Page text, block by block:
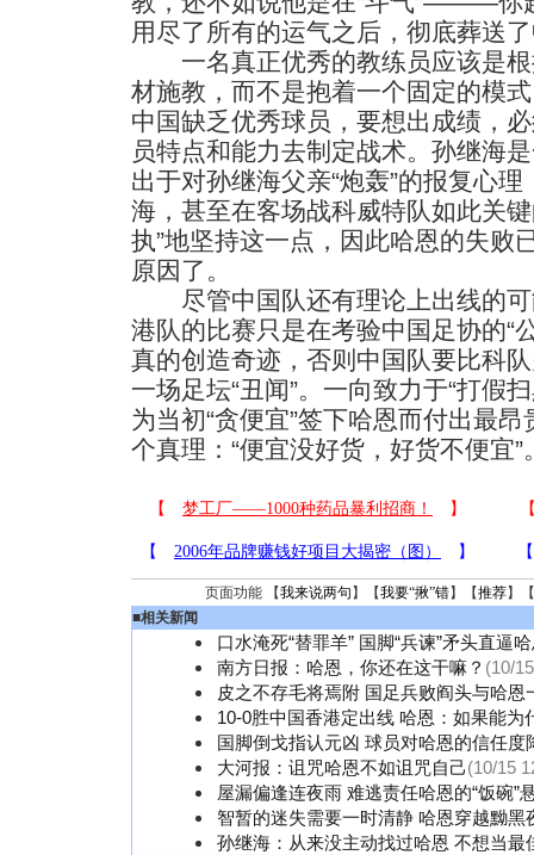
用尽了所有的运气之后，彻底葬送
一名真正优秀的教练员应该是根
材施教，而不是抱着一个固定的模
中国缺乏优秀球员，要想出成绩，
员特点和能力去制定战术。孙继海
出于对孙继海父亲“炮轰”的报复心
海，甚至在客场战科威特队如此关
执”地坚持这一点，因此哈恩的失败
原因了。
尽管中国队还有理论上出线的可
港队的比赛只是在考验中国足协的“
真的创造奇迹，否则中国队要比科
一场足坛“丑闻”。一向致力于“打假
为当初“贪便宜”签下哈恩而付出最
个真理：“便宜没好货，好货不便宜”
页面功能 【我来说两句 】【我要“揪”错】【推荐】
■相关新闻
口水淹死“替罪羊” 国脚“兵谏”矛头直逼
南方日报：哈恩，你还在这干嘛？ (10/
皮之不存毛将焉附 国足兵败阎头与哈恩
10-0胜中国香港定出线 哈恩：如果能为
国脚倒戈指认元凶 球员对哈恩的信任度
大河报：诅咒哈恩不如诅咒自己(10/15
屋漏偏逢连夜雨 难逃责任哈恩的“饭碗”
智暂的迷失需要一时清静 哈恩穿越黝黑
孙继海：从来没主动找过哈恩 不想当最